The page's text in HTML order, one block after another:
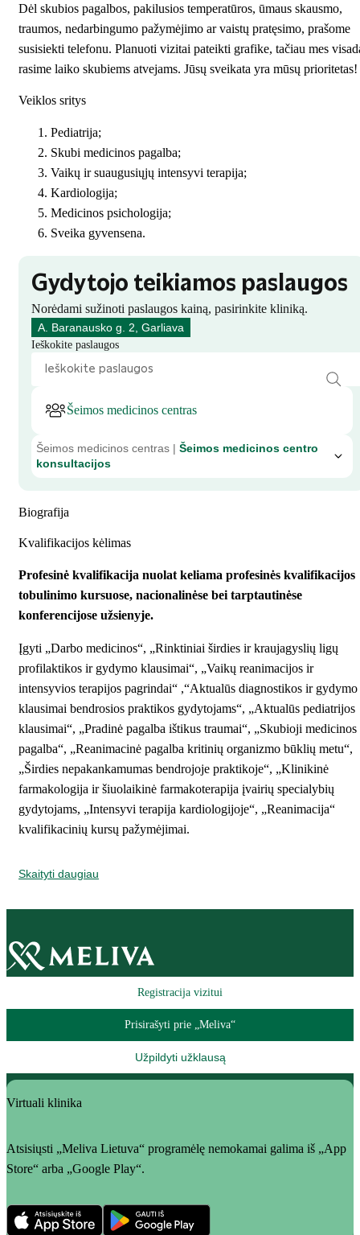
Dėl skubios pagalbos, pakilusios temperatūros, ūmaus skausmo,
traumos, nedarbingumo pažymėjimo ar vaistų pratęsimo, prašome
susisiekti telefonu. Planuoti vizitai pateikti grafike, tačiau mes
rasime laiko skubiems atvejams. Jūsų sveikata yra mūsų prioritetas!
Veiklos sritys
Pediatrija;
Skubi medicinos pagalba;
Vaikų ir suaugusiųjų intensyvi terapija;
Kardiologija;
Medicinos psichologija;
Sveika gyvensena.
Gydytojo teikiamos paslaugos
Norėdami sužinoti paslaugos kainą, pasirinkite kliniką.
A. Baranausko g. 2, Garliava
Ieškokite paslaugos
Šeimos medicinos centras
Šeimos medicinos centras | Šeimos medicinos centro
konsultacijos
Biografija
Kvalifikacijos kėlimas
Profesinė kvalifikacija nuolat keliama profesinės kvalifikacijos
tobulinimo kursuose, nacionalinėse bei tarptautinėse
konferencijose užsienyje.
Įgyti „Darbo medicinos“, „Rinktiniai širdies ir kraujagyslių ligų
profilaktikos ir gydymo klausimai“, „Vaikų reanimacijos ir
intensyvios terapijos pagrindai“ ,“Aktualūs diagnostikos ir gydymo
klausimai bendrosios praktikos gydytojams“, „Aktualūs pediatrijos
klausimai“, „Pradinė pagalba ištikus traumai“, „Skubioji medicinos
pagalba“, „Reanimacinė pagalba kritinių organizmo būklių metu“,
„Širdies nepakankamumas bendrojoje praktikoje“, „Klinikinė
farmakologija ir šiuolaikinė farmakoterapija įvairių specialybių
gydytojams, „Intensyvi terapija kardiologijoje“, „Reanimacija“
kvalifikacinių kursų pažymėjimai.
Skaityti daugiau
Registracija vizitui
Prisirašyti prie „Meliva“
Užpildyti užklausą
Virtuali klinika
Atsisiųsti „Meliva Lietuva“ programėlę nemokamai galima iš „App
Store“ arba „Google Play“.